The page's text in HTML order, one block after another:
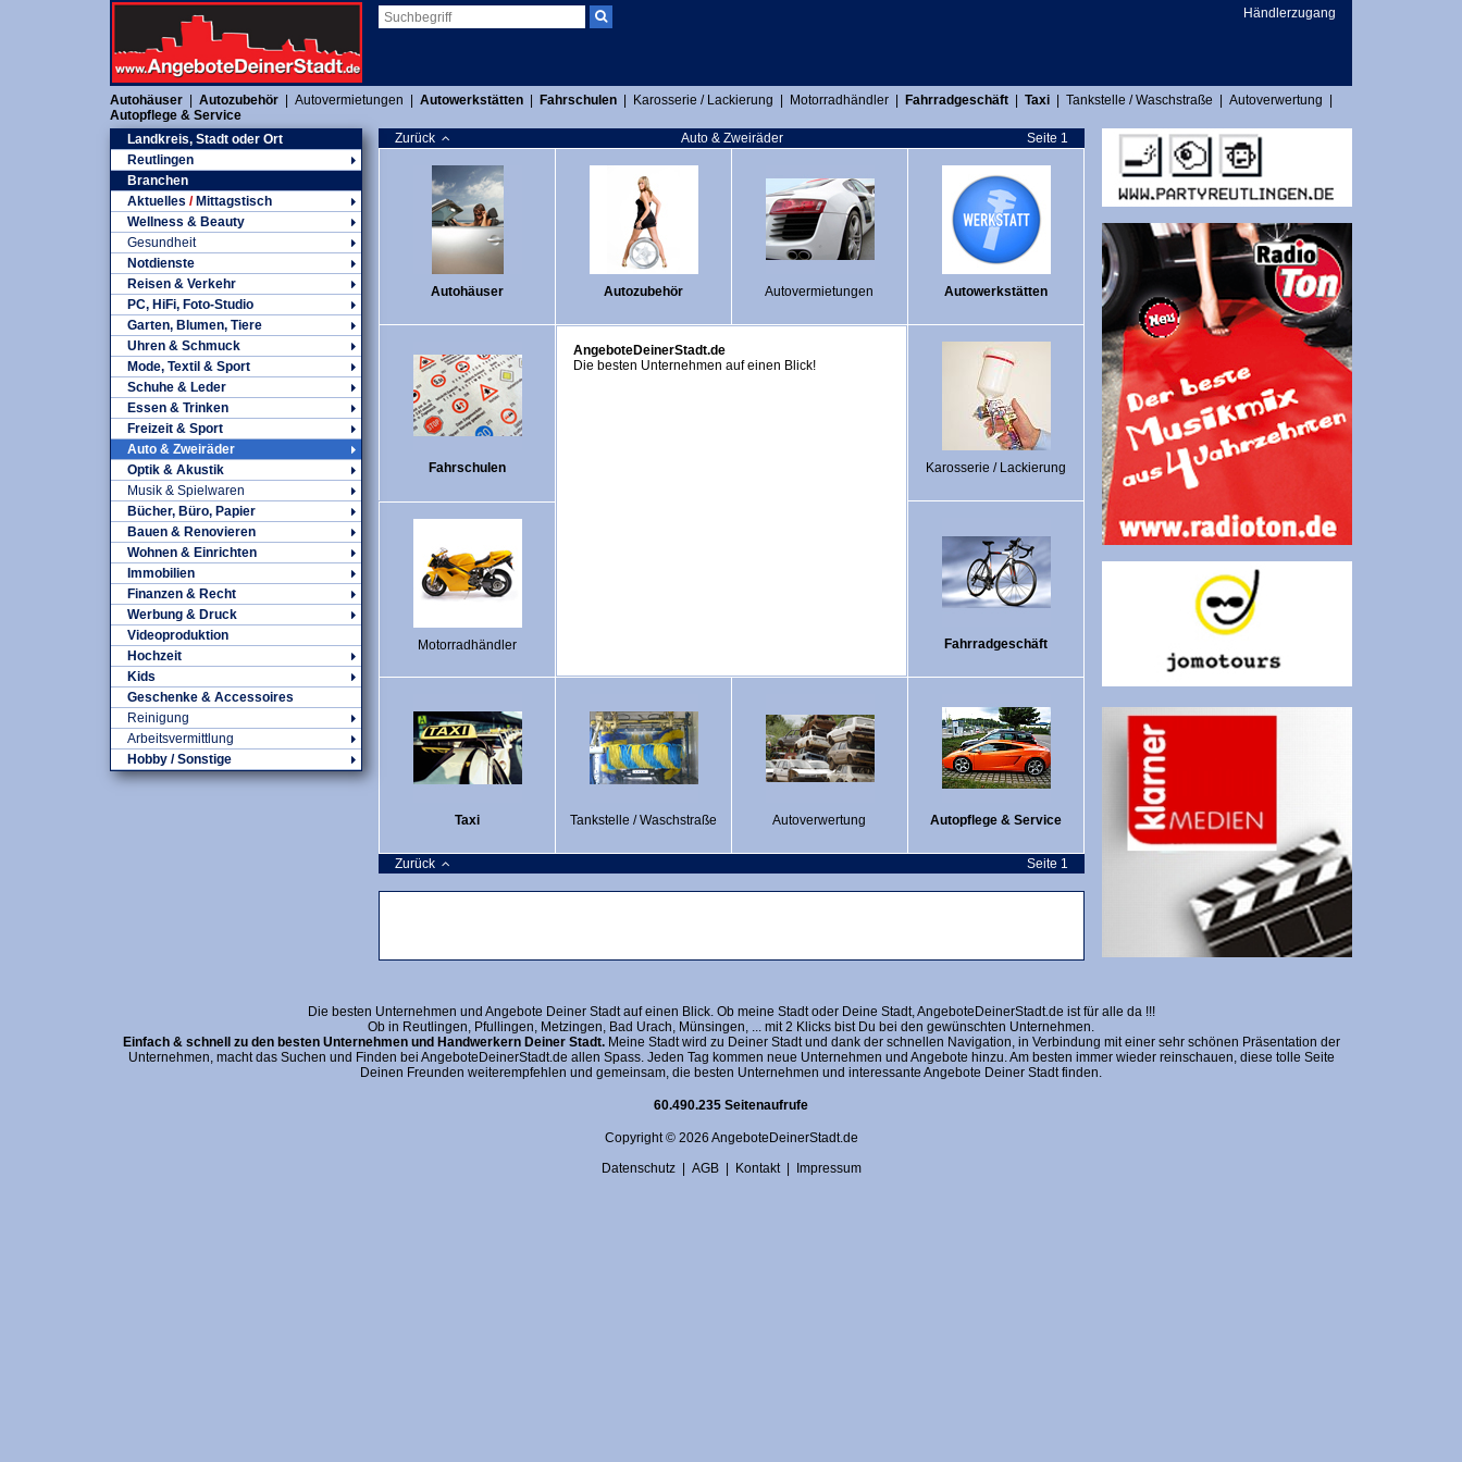
Händlerzugang
Autohäuser Autozubehör Autovermietungen Autowerkstätten Fahrschulen Karosserie / Lackierung Motorradhändler Fahrradgeschäft Taxi Tankstelle / Waschstraße Autoverwertung
Autopflege & Service
Landkreis, Stadt oder Ort
Reutlingen
Branchen
Aktuelles /Mittagstisch
Wellness & Beauty
Gesundheit
Notdienste
Reisen & Verkehr
PC, HiFi, Foto-Studio
Garten, Blumen, Tiere
Uhren & Schmuck
Mode, Textil & Sport
Schuhe & Leder
Essen & Trinken
Freizeit & Sport
Auto & Zweiräder
Optik & Akustik
Musik & Spielwaren
Bücher, Büro, Papier
Bauen & Renovieren
Wohnen & Einrichten
Immobilien
Finanzen & Recht
Werbung & Druck
Videoproduktion
Hochzeit
Kids
Geschenke & Accessoires
Reinigung
Arbeitsvermittlung
Hobby / Sonstige
Zurück Auto & Zweiräder Seite 1
Autohäuser Autozubehör Autovermietungen Autowerkstätten
Fahrschulen
AngeboteDeinerStadt.de
Die besten Unternehmen auf einen Blick!
Karosserie / Lackierung
Motorradhändler Fahrradgeschäft
Taxi Tankstelle / Waschstraße Autoverwertung Autopflege & Service
Zurück Seite 1
Die besten Unternehmen und Angebote Deiner Stadt auf einen Blick. Ob meine Stadt oder Deine Stadt, AngeboteDeinerStadt.de ist für alle da !!!
Ob in Reutlingen, Pfullingen, Metzingen, Bad Urach, Münsingen, ... mit 2 Klicks bist Du bei den gewünschten Unternehmen.
Einfach & schnell zu den besten Unternehmen und Handwerkern Deiner Stadt.Meine Stadt wird zu Deiner Stadt und dank der schnellen Navigation, in Verbindung mit einer sehr schönen Präsentation der
Unternehmen, macht das Suchen und Finden bei AngeboteDeinerStadt.de allen Spass. Jeden Tag kommen neue Unternehmen und Angebote hinzu. Am besten immer wieder reinschauen, diese tolle Seite
Deinen Freunden weiterempfehlen und gemeinsam, die besten Unternehmen und interessante Angebote Deiner Stadt finden.
60.490.235 Seitenaufrufe
Copyright © 2026 AngeboteDeinerStadt.de
Datenschutz| AGB| Kontakt| Impressum